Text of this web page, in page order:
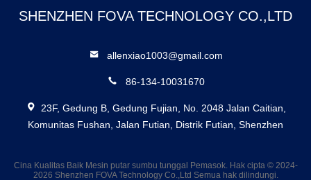
SHENZHEN FOVA TECHNOLOGY CO.,LTD
allenxiao1003@gmail.com
86-134-10031670
23F, Gedung B, Gedung Fujian, No. 2048 Jalan Caitian,
Komunitas Fushan, Jalan Futian, Distrik Futian, Shenzhen
Cina Kualitas Baik Mesin putar sumbu tunggal Pemasok. Hak cipta © 2024-
2026 Shenzhen FOVA Technology Co.,Ltd Semua hak dilindungi.